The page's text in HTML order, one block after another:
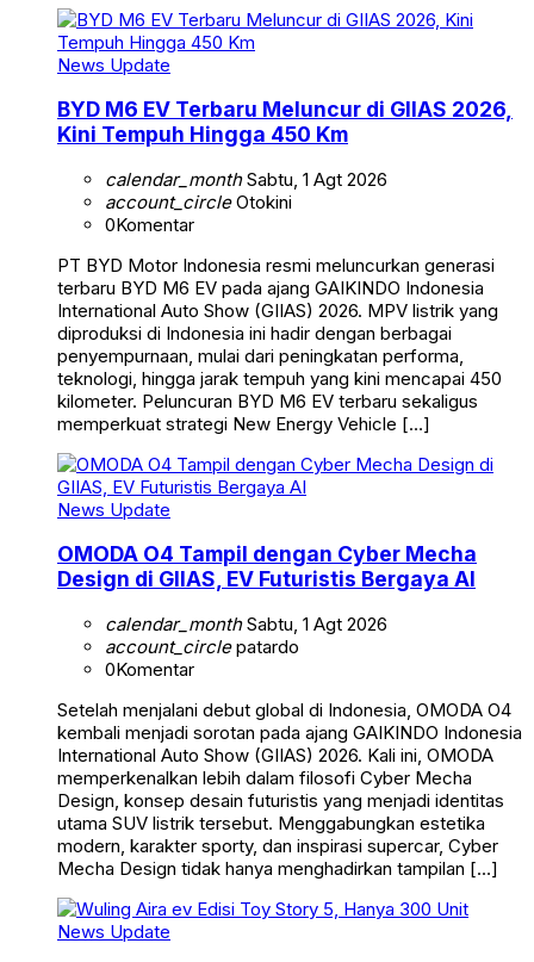
News Update
BYD M6 EV Terbaru Meluncur di GIIAS 2026,
Kini Tempuh Hingga 450 Km
calendar_monthSabtu, 1 Agt 2026
account_circleOtokini
0Komentar
PT BYD Motor Indonesia resmi meluncurkan generasi
terbaru BYD M6 EV pada ajang GAIKINDO Indonesia
International Auto Show (GIIAS) 2026. MPV listrik yang
diproduksi di Indonesia ini hadir dengan berbagai
penyempurnaan, mulai dari peningkatan performa,
teknologi, hingga jarak tempuh yang kini mencapai 450
kilometer. Peluncuran BYD M6 EV terbaru sekaligus
memperkuat strategi New Energy Vehicle […]
News Update
OMODA O4 Tampil dengan Cyber Mecha
Design di GIIAS, EV Futuristis Bergaya AI
calendar_monthSabtu, 1 Agt 2026
account_circlepatardo
0Komentar
Setelah menjalani debut global di Indonesia, OMODA O4
kembali menjadi sorotan pada ajang GAIKINDO Indonesia
International Auto Show (GIIAS) 2026. Kali ini, OMODA
memperkenalkan lebih dalam filosofi Cyber Mecha
Design, konsep desain futuristis yang menjadi identitas
utama SUV listrik tersebut. Menggabungkan estetika
modern, karakter sporty, dan inspirasi supercar, Cyber
Mecha Design tidak hanya menghadirkan tampilan […]
News Update